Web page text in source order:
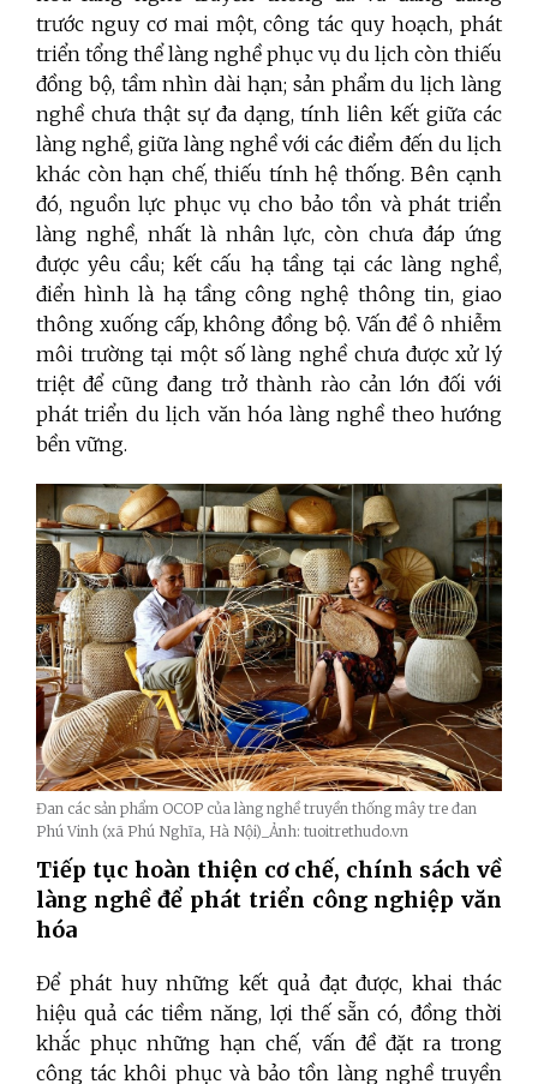
trước nguy cơ mai một, công tác quy hoạch, phát
triển tổng thể làng nghề phục vụ du lịch còn thiếu
đồng bộ, tầm nhìn dài hạn; sản phẩm du lịch làng
nghề chưa thật sự đa dạng, tính liên kết giữa các
làng nghề, giữa làng nghề với các điểm đến du lịch
khác còn hạn chế, thiếu tính hệ thống. Bên cạnh
đó, nguồn lực phục vụ cho bảo tồn và phát triển
làng nghề, nhất là nhân lực, còn chưa đáp ứng
được yêu cầu; kết cấu hạ tầng tại các làng nghề,
điển hình là hạ tầng công nghệ thông tin, giao
thông xuống cấp, không đồng bộ. Vấn đề ô nhiễm
môi trường tại một số làng nghề chưa được xử lý
triệt để cũng đang trở thành rào cản lớn đối với
phát triển du lịch văn hóa làng nghề theo hướng
bền vững.
Đan các sản phẩm OCOP của làng nghề truyền thống mây tre đan
Phú Vinh (xã Phú Nghĩa, Hà Nội)_Ảnh: tuoitrethudo.vn
Tiếp tục hoàn thiện cơ chế, chính sách về
làng nghề để phát triển công nghiệp văn
hóa
Để phát huy những kết quả đạt được, khai thác
hiệu quả các tiềm năng, lợi thế sẵn có, đồng thời
khắc phục những hạn chế, vấn đề đặt ra trong
công tác khôi phục và bảo tồn làng nghề truyền